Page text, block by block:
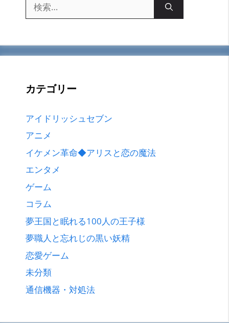
索:
カテゴリー
アイドリッシュセブン
アニメ
イケメン革命◆アリスと恋の魔法
エンタメ
ゲーム
コラム
夢王国と眠れる100人の王子様
夢職人と忘れじの黒い妖精
恋愛ゲーム
未分類
通信機器・対処法